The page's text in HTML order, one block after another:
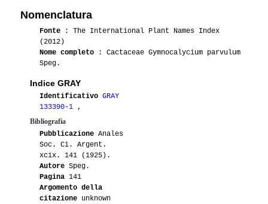
Nomenclatura
Fonte : The International Plant Names Index
(2012)
Nome completo : Cactaceae Gymnocalycium parvulum
Speg.
Indice GRAY
Identificativo GRAY
133390-1 ,
Bibliografia
Pubblicazione Anales
Soc. Ci. Argent.
xcix. 141 (1925).
Autore Speg.
Pagina 141
Argomento della
citazione unknown